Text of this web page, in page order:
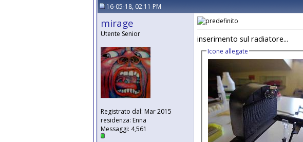
16-05-18, 02:11 PM
mirage
Utente Senior
Registrato dal: Mar 2015
residenza: Enna
Messaggi: 4,561
inserimento sul radiatore...
Icone allegate